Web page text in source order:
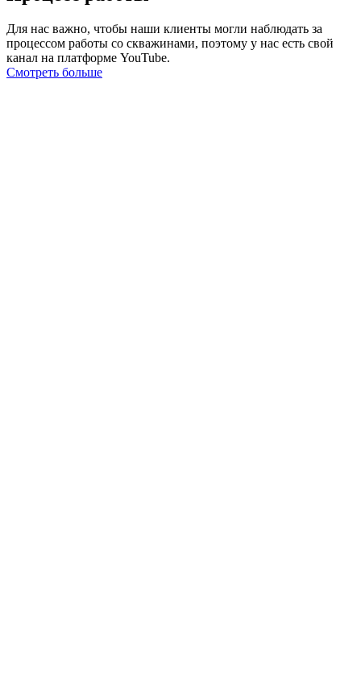
Для нас важно, чтобы наши клиенты могли наблюдать за
процессом работы со скважинами, поэтому у нас есть свой
канал на платформе YouTube.
Смотреть больше